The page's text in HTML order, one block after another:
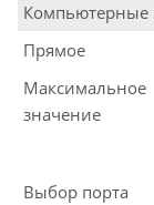
Компьютерные
Прямое
Максимальное
значение
Выбор порта